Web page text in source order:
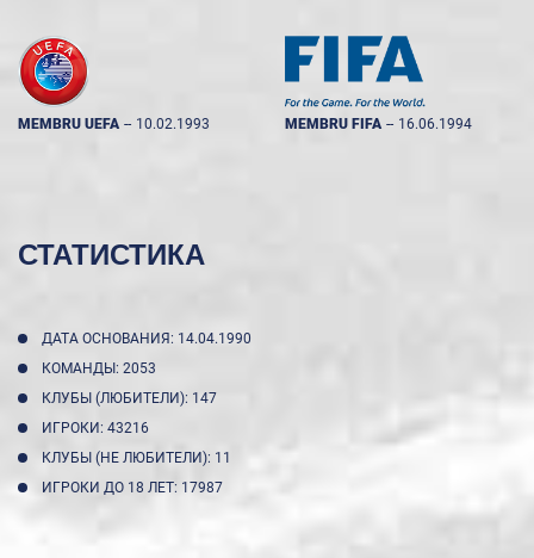
MEMBRU UEFA -- 10.02.1993 MEMBRU FIFA -- 16.06.1994
СТАТИСТИКА
ДАТА ОСНОВАНИЯ: 14.04.1990
КОМАНДЫ: 2053
КЛУБЫ (ЛЮБИТЕЛИ): 147
ИГРОКИ: 43216
КЛУБЫ (НЕ ЛЮБИТЕЛИ): 11
ИГРОКИ ДО 18 ЛЕТ: 17987